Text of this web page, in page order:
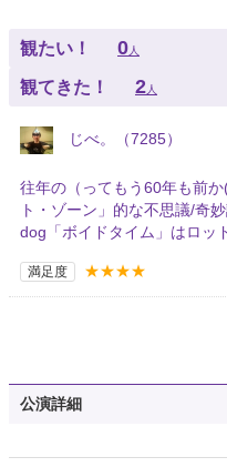
観たい！ 0人
観てきた！ 2人
じべ。（7285）
往年の（ってもう60年も前
ト・ゾーン」的な不思議/奇
dog「ボイドタイム」はロッ
満足度 ★★★★
公演詳細